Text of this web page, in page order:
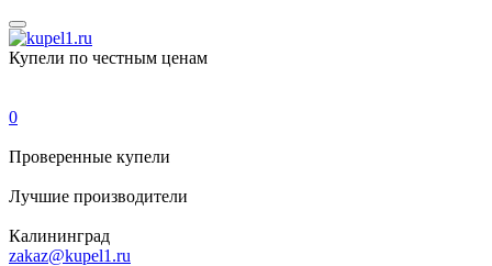
Купели по честным ценам
0
Проверенные купели
Лучшие производители
Калининград
zakaz@kupel1.ru